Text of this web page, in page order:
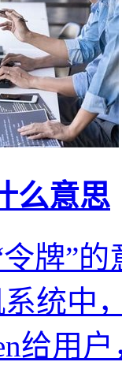
么意思
令牌”
统中
给用